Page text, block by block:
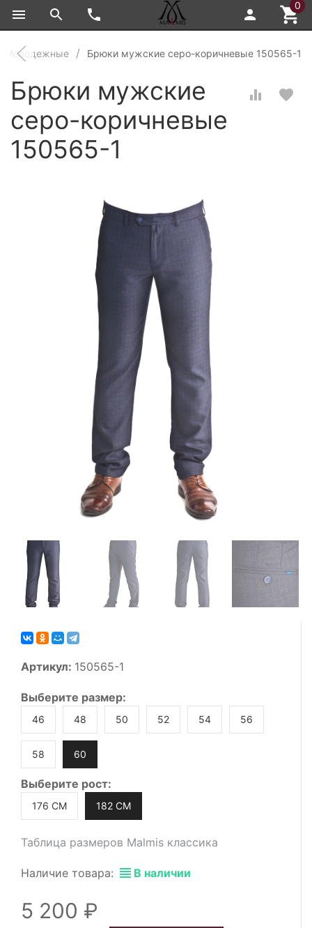
0
Молодежные Брюки мужские серо-коричневые 150565-1
Брюки мужские
серо-коричневые
150565-1
Артикул: 150565-1
Выберите размер:
46 48 50 52 54 56
58 60
Выберите рост:
176 СМ 182 СМ
Таблица размеров Malmis классика
Наличие товара: В наличии
5 200